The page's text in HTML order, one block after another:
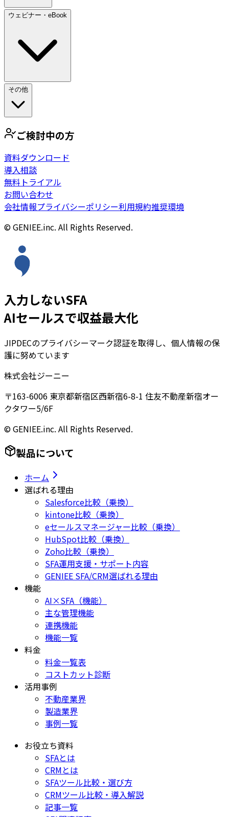
ウェビナー・eBook
その他
ご検討中の方
資料ダウンロード
導入相談
無料トライアル
お問い合わせ
会社情報プライバシーポリシー利用規約推奨環境
© GENIEE.inc. All Rights Reserved.
入力しないSFA
AIセールスで収益最大化
JIPDECのプライバシーマーク認証を取得し、個人情報の保
護に努めています
株式会社ジーニー
〒163-6006 東京都新宿区西新宿6-8-1 住友不動産新宿オー
クタワー5/6F
© GENIEE.inc. All Rights Reserved.
製品について
ホーム
選ばれる理由
Salesforce比較（乗換）
kintone比較（乗換）
eセールスマネージャー比較（乗換）
HubSpot比較（乗換）
Zoho比較（乗換）
SFA運用支援・サポート内容
GENIEE SFA/CRM選ばれる理由
機能
AI×SFA（機能）
主な管理機能
連携機能
機能一覧
料金
料金一覧表
コストカット診断
活用事例
不動産業界
製造業界
事例一覧
お役立ち資料
SFAとは
CRMとは
SFAツール比較・選び方
CRMツール比較・導入解説
記事一覧